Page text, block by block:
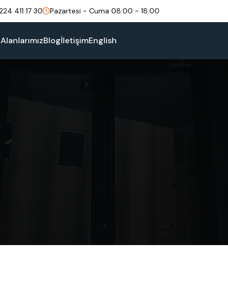
411 17 30 Pazartesi - Cuma 08:00 - 18:00
BlogİletişimEnglish